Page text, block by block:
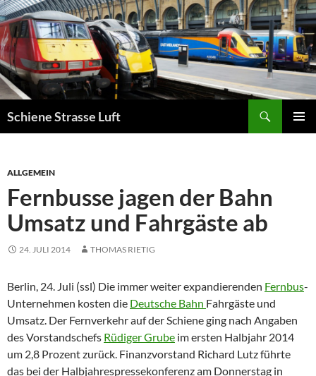
Zum
Inhalt
springen
Schiene Strasse Luft
ALLGEMEIN
Fernbusse jagen der Bahn
Umsatz und Fahrgäste ab
24. JULI 2014 THOMAS RIETIG
Berlin, 24. Juli (ssl) Die immer weiter expandierenden Fernbus-
Unternehmen kosten die Deutsche Bahn Fahrgäste und
Umsatz. Der Fernverkehr auf der Schiene ging nach Angaben
des Vorstandschefs Rüdiger Grube im ersten Halbjahr 2014
um 2,8 Prozent zurück. Finanzvorstand Richard Lutz führte
das bei der Halbjahrespressekonferenz am Donnerstag in